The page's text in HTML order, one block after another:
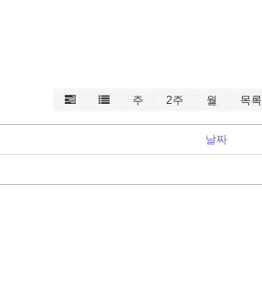
주 2주 월 목록
날짜